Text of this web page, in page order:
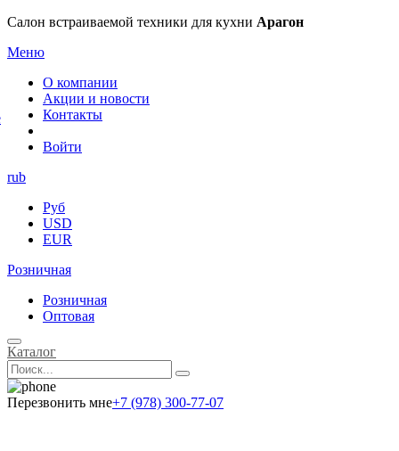
Салон встраиваемой техники для кухни Арагон
Меню
О компании
Акции и новости
Контакты
Войти
rub
Руб
USD
EUR
Розничная
Розничная
Оптовая
Каталог
Перезвонить мне+7 (978) 300-77-07